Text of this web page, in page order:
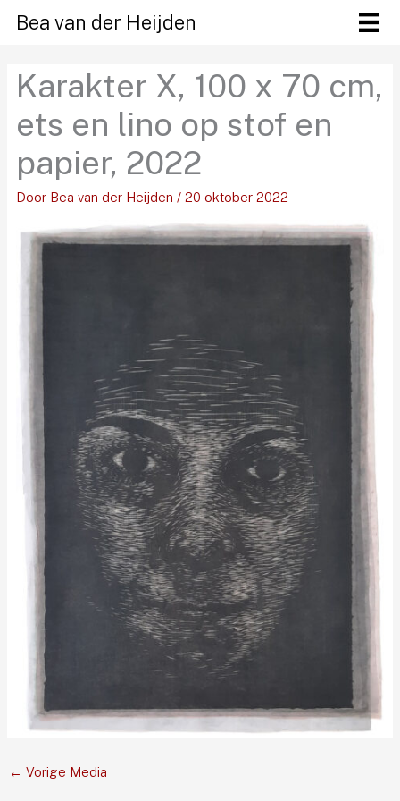
naar
inhoud
Bea van der Heijden
Karakter X, 100 x 70 cm,
ets en lino op stof en
papier, 2022
Door Bea van der Heijden / 20 oktober 2022
← Vorige Media